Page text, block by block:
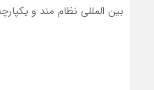
بین المللی نظام مند و